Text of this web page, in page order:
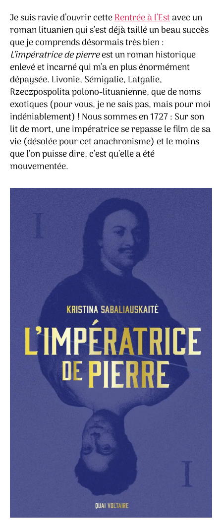
Sabaliauskaite
Je suis ravie d’ouvrir cetteRentrée à l’Estavec un
roman lituanien qui s’est déjà taillé un beau succès
que je comprends désormais très bien :
L’impératrice de pierreest un roman historique
enlevé et incarné qui m’a en plus énormément
dépaysée. Livonie, Sémigalie, Latgalie,
Rzeczpospolita polono-lituanienne, que de noms
exotiques (pour vous, je ne sais pas, mais pour moi
indéniablement) ! Nous sommes en 1727 : Sur son
lit de mort, une impératrice se repasse le film de sa
vie (désolée pour cet anachronisme) et le moins
que l’on puisse dire, c’est qu’elle a été
mouvementée.